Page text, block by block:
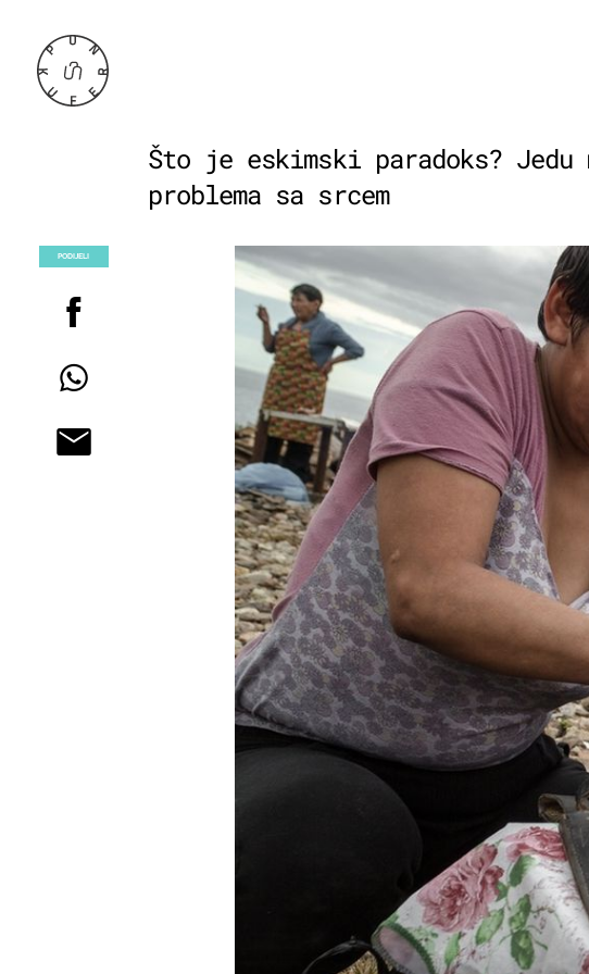
Što je eskimski paradoks?
problema sa srcem
PODIJELI
POGLEDAJ
MALO JE SKUPLJA
Ova sol dobra je za probavu, a ljudi
jer kupuju zato što miriše po kuhanim